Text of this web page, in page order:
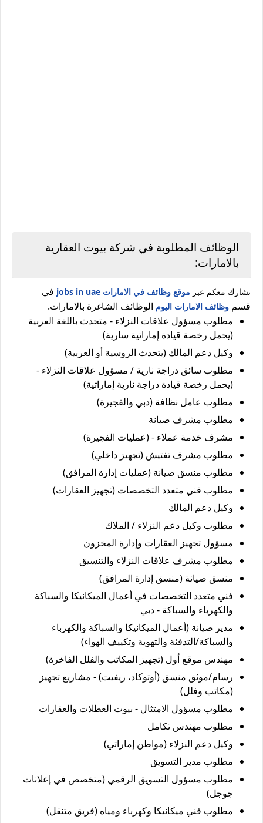
الوظائف المطلوبة في شركة بيوت العقارية
بالامارات:
نشارك معكم عبر موقع وظائف في الامارات jobs in uae
في
قسم وظائف الامارات اليوم الوظائف الشاغرة بالامارات.
مطلوب مسؤول علاقات النزلاء - متحدث باللغة العربية
(يحمل رخصة قيادة إماراتية سارية)
وكيل دعم المالك (يتحدث الروسية أو العربية)
مطلوب سائق دراجة نارية / مسؤول علاقات النزلاء -
(يحمل رخصة قيادة دراجة نارية إماراتية)
مطلوب عامل نظافة (دبي والفجيرة)
مطلوب مشرف صيانة
مشرف خدمة عملاء - (عمليات الفجيرة)
مطلوب مشرف تفتيش (تجهيز داخلي)
مطلوب منسق صيانة (عمليات إدارة المرافق)
مطلوب فني متعدد التخصصات (تجهيز العقارات)
وكيل دعم المالك
مطلوب وكيل دعم النزلاء / الملاك
مسؤول تجهيز العقارات وإدارة المخزون
مطلوب مشرف علاقات النزلاء والتنسيق
منسق صيانة (منسق إدارة المرافق)
فني متعدد التخصصات في أعمال الميكانيكا والسباكة
والكهرباء والسباكة - دبي
مدير صيانة (أعمال الميكانيكا والسباكة والكهرباء
والسباكة/التدفئة والتهوية وتكييف الهواء)
مهندس موقع أول (تجهيز المكاتب والفلل الفاخرة)
رسام/موثق منسق (أوتوكاد، ريفيت) - مشاريع تجهيز
(مكاتب وفلل)
مطلوب مسؤول الامتثال - بيوت العطلات والعقارات
مطلوب مهندس تكامل
وكيل دعم النزلاء (مواطن إماراتي)
مطلوب مدير التسويق
مطلوب مسؤول التسويق الرقمي (متخصص في إعلانات
جوجل)
مطلوب فني ميكانيكا وكهرباء ومياه (فريق متنقل)